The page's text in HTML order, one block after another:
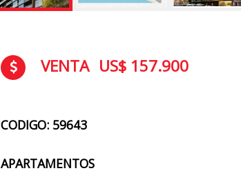
VENTA US$ 157.900
CODIGO: 59643
APARTAMENTOS